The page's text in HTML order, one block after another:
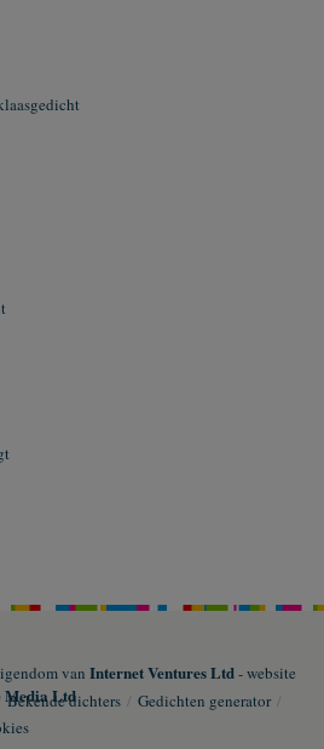
Bekende dichters / Gedichten generator /
van Internet Ventures Ltd- website
Media Ltd